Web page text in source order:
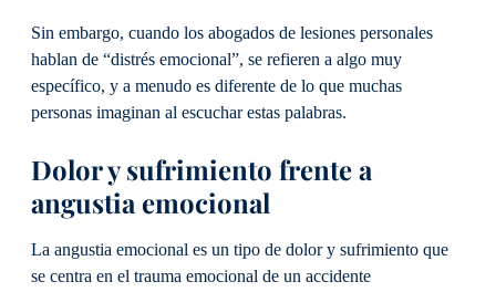
Sin embargo, cuando los abogados de lesiones personales
hablan de “distrés emocional”, se refieren a algo muy
específico, y a menudo es diferente de lo que muchas
personas imaginan al escuchar estas palabras.
Dolor y sufrimiento frente a
angustia emocional
La angustia emocional es un tipo de dolor y sufrimiento que
se centra en el trauma emocional de un accidente